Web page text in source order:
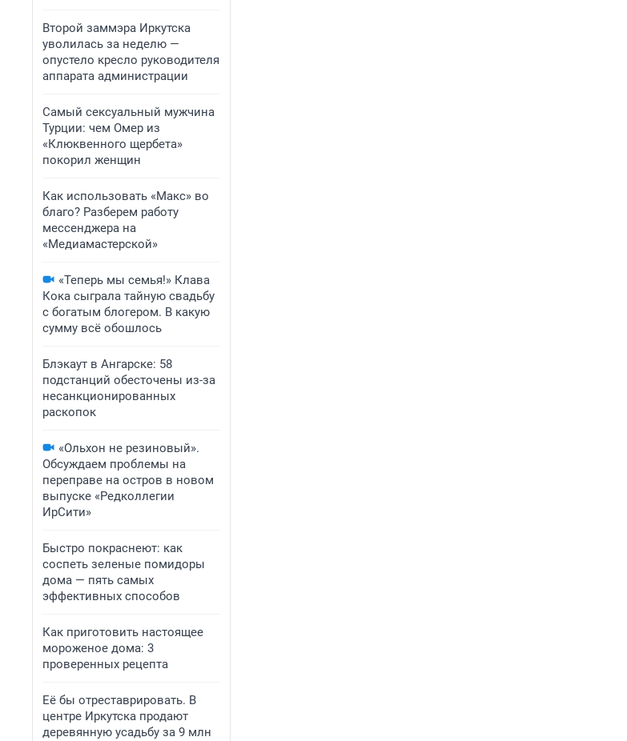
Второй заммэра Иркутска
уволилась за неделю —
опустело кресло руководителя
аппарата администрации
Самый сексуальный мужчина
Турции: чем Омер из
«Клюквенного щербета»
покорил женщин
Как использовать «Макс» во
благо? Разберем работу
мессенджера на
«Медиамастерской»
«Теперь мы семья!» Клава
Кока сыграла тайную свадьбу
с богатым блогером. В какую
сумму всё обошлось
Блэкаут в Ангарске: 58
подстанций обесточены из-за
несанкционированных
раскопок
«Ольхон не резиновый».
Обсуждаем проблемы на
переправе на остров в новом
выпуске «Редколлегии
ИрСити»
Быстро покраснеют: как
соспеть зеленые помидоры
дома — пять самых
эффективных способов
Как приготовить настоящее
мороженое дома: 3
проверенных рецепта
Её бы отреставрировать. В
центре Иркутска продают
деревянную усадьбу за 9 млн